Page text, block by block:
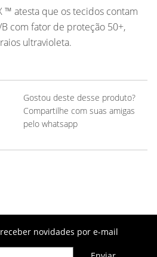
™ atesta que os tecidos contam
com fator de proteção 50+,
ultravioleta.
Gostou deste desse produto?
Compartilhe com suas amigas
pelo whatsapp
novidades por e-mail